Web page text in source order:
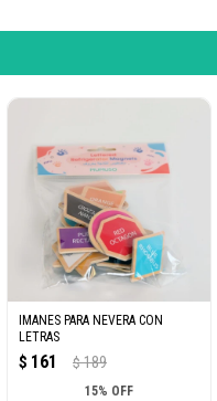
IMANES PARA NEVERA CON
LETRAS
$ 161 $ 189
15% OFF